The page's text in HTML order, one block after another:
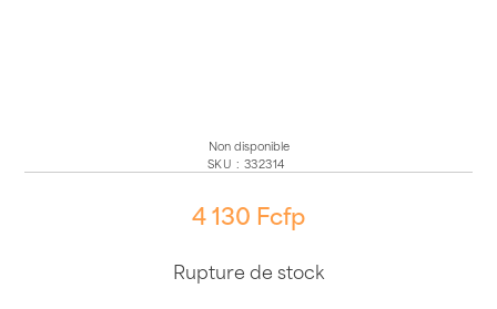
Non disponible
SKU : 332314
4 130 Fcfp
Rupture de stock